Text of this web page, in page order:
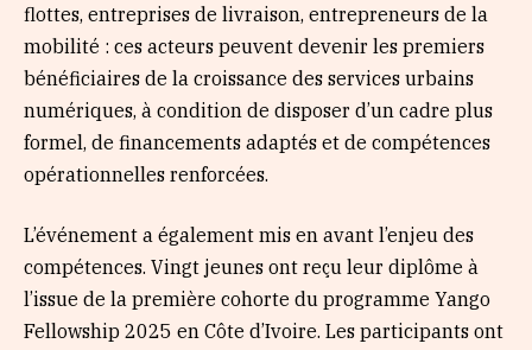
flottes, entreprises de livraison, entrepreneurs de la
mobilité : ces acteurs peuvent devenir les premiers
bénéficiaires de la croissance des services urbains
numériques, à condition de disposer d’un cadre plus
formel, de financements adaptés et de compétences
opérationnelles renforcées.
L’événement a également mis en avant l’enjeu des
compétences. Vingt jeunes ont reçu leur diplôme à
l’issue de la première cohorte du programme Yango
Fellowship 2025 en Côte d’Ivoire. Les participants ont